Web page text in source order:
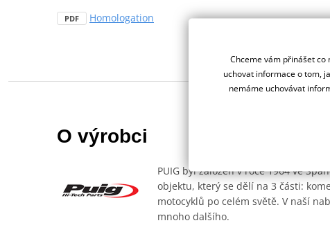
PDF Homologation
O výrobci
PUIG byl založen v roce 1964 ve
objektu, který se dělí na 3 části:
motocyklů po celém světě. V naší
mnoho dalšího.
Chceme vám přinášet co
uchovat informace o tom,
nemáme uchovávat